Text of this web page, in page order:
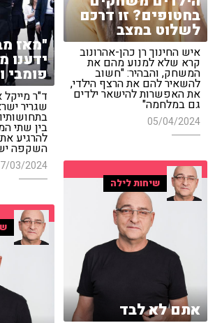
בחטופים? זו דרכם
לשלוט במצב
איש החינוך רן כהן-אהרונוב
קרא שלא למנוע מהם את
המשחק, והבהיר: "חשוב
להשאיר להם את הרצף הילדי,
את האפשרות להישאר ילדים
גם במלחמה"
05/04/2024
"מאז
ידענו
פומבי
ד"ר
שגריר
בין שתי
להרגיע
השקפה
03/2024
שיחות לילה
אתם לא לבד